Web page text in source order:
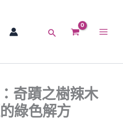
搜
奇蹟之樹辣木
綠色解方